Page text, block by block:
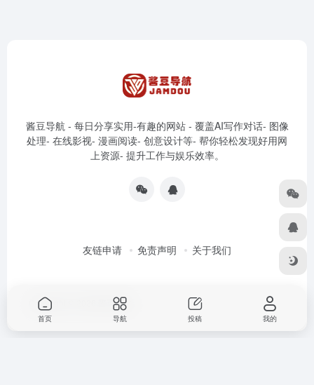
酱豆导航 - 每日分享实用-有趣的网站 - 覆盖AI写作对话- 图像
处理- 在线影视- 漫画阅读- 创意设计等- 帮你轻松发现好用网
上资源- 提升工作与娱乐效率。
友链申请 免责声明 关于我们
Copyright © 2026 酱豆导航
首页 导航 投稿 我的